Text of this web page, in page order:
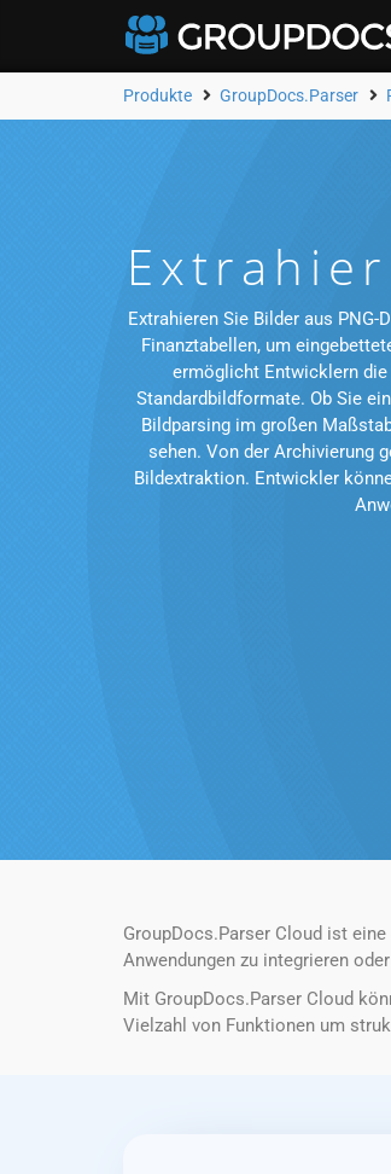
Produkte GroupDocs.Parser
Extrahieren Sie Bilder aus
Finanztabellen, um
ermöglicht Entwicklern die
Standardbildformate. Ob Sie
Bildparsing im großen
sehen. Von der Archivierung
Bildextraktion. Entwickler
GroupDocs.Parser Cloud ist
Anwendungen zu integrieren
Mit GroupDocs.Parser Cloud
Vielzahl von Funktionen um